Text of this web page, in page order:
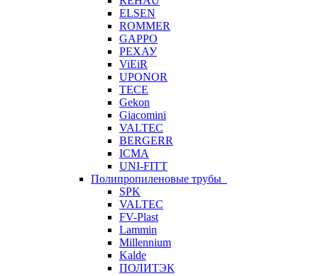
ELSEN
ROMMER
GAPPO
РЕХАУ
ViEiR
UPONOR
TECE
Gekon
Giacomini
VALTEC
BERGERR
ICMA
UNI-FITT
Полипропиленовые трубы
SPK
VALTEC
FV-Plast
Lammin
Millennium
Kalde
ПОЛИТЭК